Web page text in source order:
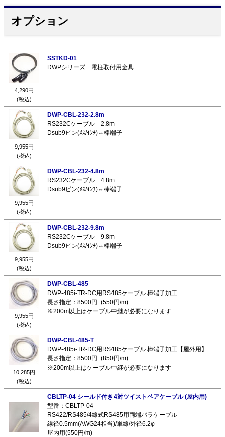
オプション
4,290円
(税込)
SSTKD-01
DWPシリーズ 電柱取付用金具
9,955円
(税込)
DWP-CBL-232-2.8m
RS232Cケーブル 2.8m
Dsub9ピン(ﾒｽ/ｲﾝﾁ)⇔棒端子
9,955円
(税込)
DWP-CBL-232-4.8m
RS232Cケーブル 4.8m
Dsub9ピン(ﾒｽ/ｲﾝﾁ)⇔棒端子
9,955円
(税込)
DWP-CBL-232-9.8m
RS232Cケーブル 9.8m
Dsub9ピン(ﾒｽ/ｲﾝﾁ)⇔棒端子
9,955円
(税込)
DWP-CBL-485
DWP-485i-TR-DC用RS485ケーブル 棒端子加工
長さ指定：8500円+(550円/m)
※200m以上はケーブル中継が必要になります
10,285円
(税込)
DWP-CBL-485-T
DWP-485i-TR-DC用RS485ケーブル 棒端子加工【屋外用】
長さ指定：8500円+(850円/m)
※200m以上はケーブル中継が必要になります
CBLTP-04 シールド付き4対ツイストペアケーブル (屋内用)
型番：CBLTP-04
RS422/RS485/4線式RS485用両端バラケーブル
線径0.5mm(AWG24相当)/単線/外径6.2φ
屋内用(550円/m)